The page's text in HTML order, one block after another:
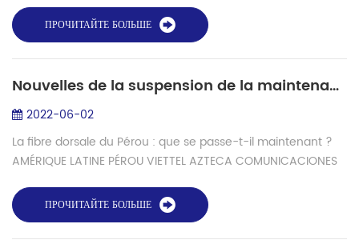
applications plus sign...
ПРОЧИТАЙТЕ БОЛЬШЕ
Nouvelles de la suspension de la maintenance du réseau de fibre dorsale au Pérou - projets de fusionneurs
2022-06-02
La fibre dorsale du Pérou : que se passe-t-il maintenant ?
AMÉRIQUE LATINE PÉROU VIETTEL AZTECA COMUNICACIONES
RDNFO SATELITAL TELECOMUN...
ПРОЧИТАЙТЕ БОЛЬШЕ